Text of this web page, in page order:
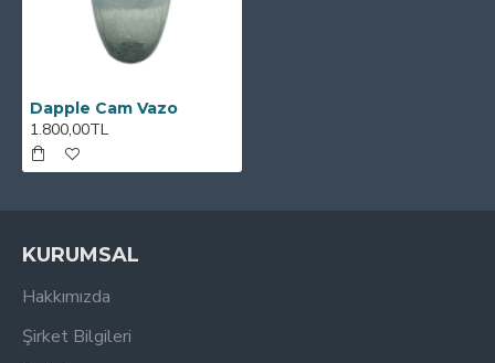
Dapple Cam Vazo
1.800,00TL
KURUMSAL
Hakkımızda
Şirket Bilgileri